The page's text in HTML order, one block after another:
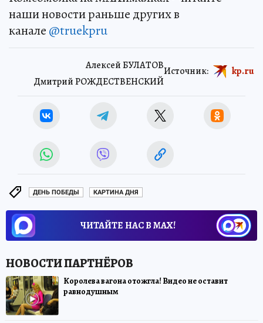
наши новости раньше других в
канале @truekpru
Алексей БУЛАТОВ
Дмитрий РОЖДЕСТВЕНСКИЙ
Источник: kp.ru
ДЕНЬ ПОБЕДЫ КАРТИНА ДНЯ
ЧИТАЙТЕ НАС В МАХ!
Королева вагона отожгла! Видео не оставит
равнодушным